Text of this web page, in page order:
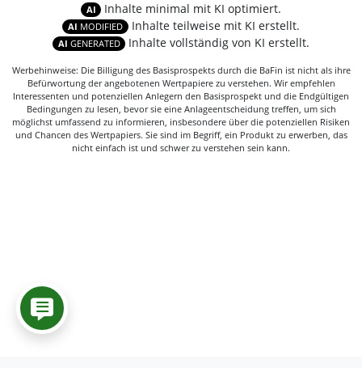
AI Inhalte minimal mit KI optimiert.
AI MODIFIED Inhalte teilweise mit KI erstellt.
AI GENERATED Inhalte vollständig von KI erstellt.
Werbehinweise: Die Billigung des Basisprospekts durch die BaFin ist nicht als ihre
Befürwortung der angebotenen Wertpapiere zu verstehen. Wir empfehlen
Interessenten und potenziellen Anlegern den Basisprospekt und die Endgültigen
Bedingungen zu lesen, bevor sie eine Anlageentscheidung treffen, um sich
möglichst umfassend zu informieren, insbesondere über die potenziellen Risiken
und Chancen des Wertpapiers. Sie sind im Begriff, ein Produkt zu erwerben, das
nicht einfach ist und schwer zu verstehen sein kann.